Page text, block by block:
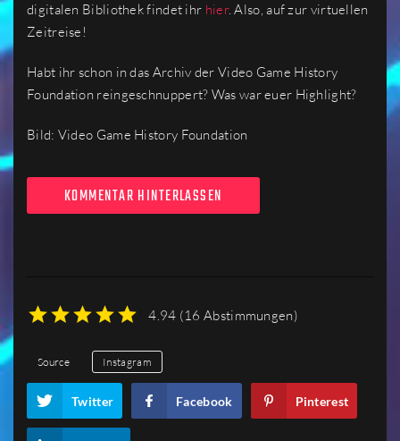
digitalen Bibliothek findet ihr hier. Also, auf zur virtuellen
Zeitreise!
Habt ihr schon in das Archiv der Video Game History
Foundation reingeschnuppert? Was war euer Highlight?
Bild: Video Game History Foundation
KOMMENTAR HINTERLASSEN
4.94 (16 Abstimmungen)
Source Instagram
Twitter Facebook Pinterest